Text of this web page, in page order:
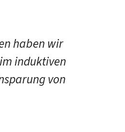
haben wir
induktiven
von